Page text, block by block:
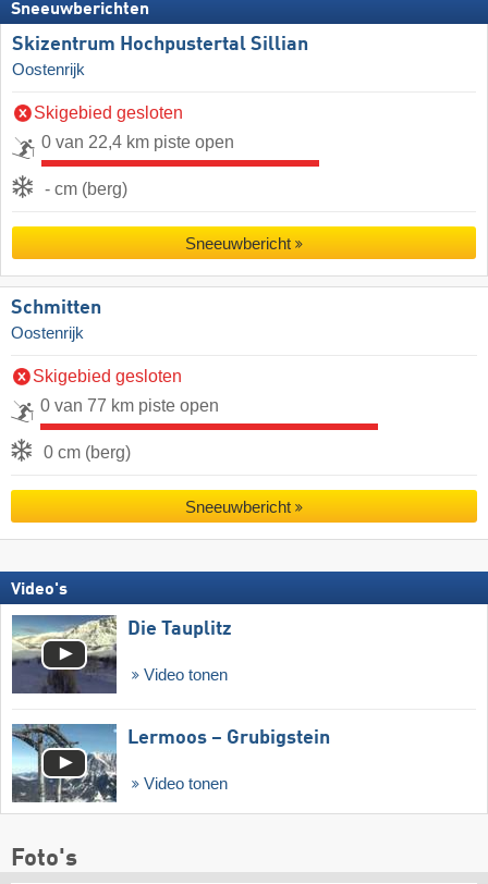
Sneeuwberichten
Skizentrum Hochpustertal Sillian
Oostenrijk
Skigebied gesloten
0 van 22,4 km piste open
- cm (berg)
Sneeuwbericht
Schmitten
Oostenrijk
Skigebied gesloten
0 van 77 km piste open
0 cm (berg)
Sneeuwbericht
Video's
Die Tauplitz
Video tonen
Lermoos – Grubigstein
Video tonen
Foto's